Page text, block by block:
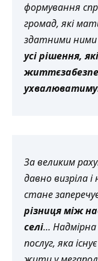
формування
громад, які
здатними
усі рішення,
За великим
давно визріла
стане
різниця між
селі…
послуг, яка